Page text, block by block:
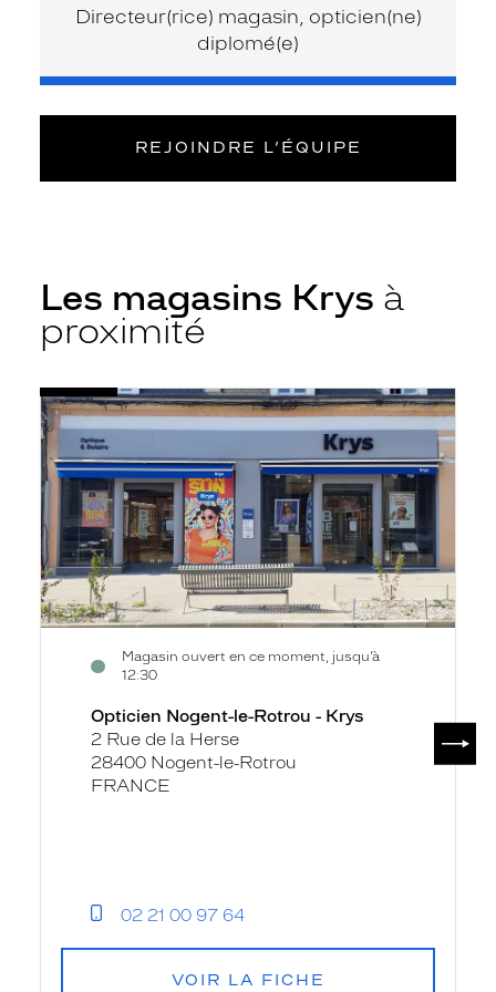
Directeur(rice) magasin, opticien(ne)
diplomé(e)
REJOINDRE L’ÉQUIPE
Les magasins Krys à
proximité
Opticien
Nogent-
le-
Rotrou
-
Krys
Magasin ouvert en ce moment, jusqu’à
12:30
Voir
la
fiche
Opticien Nogent-le-Rotrou - Krys
2 Rue de la Herse
28400 Nogent-le-Rotrou
FRANCE
02 21 00 97 64
VOIR LA FICHE